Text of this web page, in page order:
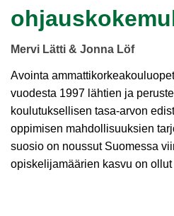
Mervi Lätti & Jonna Löf
Avointa
vuodesta 1997 lähtien ja
koulutuksellisen tasa-arvon
oppimisen mahdollisuuksien
suosio on noussut Suomessa
opiskelijamäärien kasvu on ollut